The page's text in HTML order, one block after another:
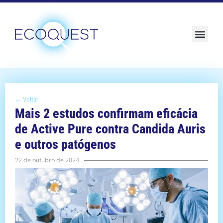
← Voltar
Mais 2 estudos confirmam eficácia
de Active Pure contra Candida Auris
e outros patógenos
22 de outubro de 2024